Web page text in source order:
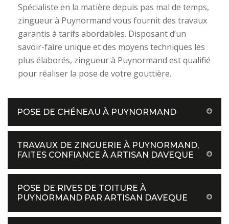
Spécialiste en la matière depuis pas mal de temps,
zingueur à Puynormand vous fournit des travaux
garantis à tarifs abordables. Disposant d’un
savoir-faire unique et des moyens techniques les
plus élaborés, zingueur à Puynormand est qualifié
pour réaliser la pose de votre gouttière.
POSE DE CHÉNEAU À PUYNORMAND
TRAVAUX DE ZINGUERIE À PUYNORMAND,
FAITES CONFIANCE À ARTISAN DAVEQUE
POSE DE RIVES DE TOITURE À
PUYNORMAND PAR ARTISAN DAVEQUE